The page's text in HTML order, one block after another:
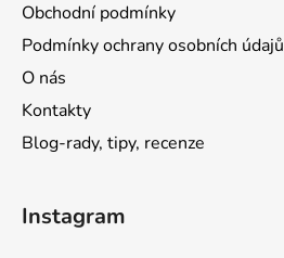
Obchodní podmínky
Podmínky ochrany osobních údajů
O nás
Kontakty
Blog-rady, tipy, recenze
Instagram